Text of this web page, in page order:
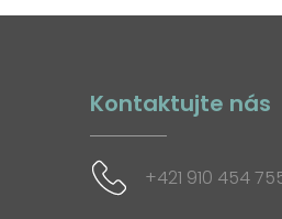
Kontaktujte nás
+421 910 454